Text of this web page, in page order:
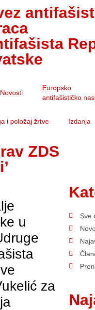
Novosti
Europsko
antifašističko
i položaj žrtve Izdanja
ZDS
u
za
Sve